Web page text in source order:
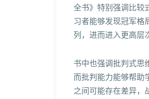
全书》特别强调比较
习者能够发现冠军格
列，进而进入更高层
书中也强调批判式思
而批判能力能够帮助
之间可能存在差异，